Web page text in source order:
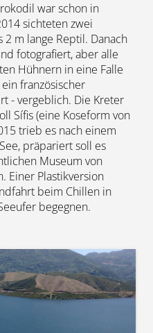
war schon in
sichteten zwei
m lange Reptil. Danach
fotografiert, aber alle
Hühnern in eine Falle
französischer
- vergeblich. Die Kreter
Sífis (eine Koseform von
trieb es nach einem
präpariert soll es
Museum von
Einer Plastikversion
beim Chillen in
begegnen.